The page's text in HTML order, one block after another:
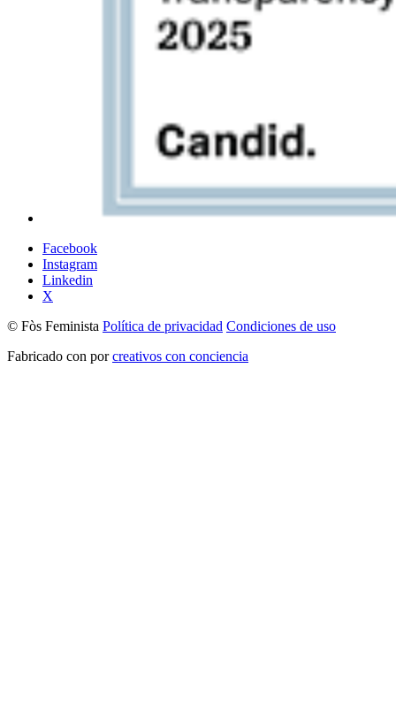
Facebook
Instagram
Linkedin
X
© Fòs Feminista Política de privacidad Condiciones de uso
Fabricado con porcreativos con conciencia